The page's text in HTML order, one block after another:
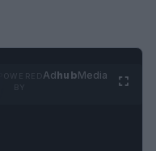
AdhubMedia